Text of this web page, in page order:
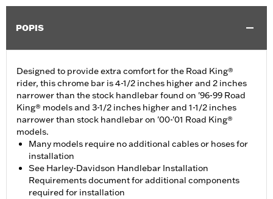
POPIS
Designed to provide extra comfort for the Road King®
rider, this chrome bar is 4-1/2 inches higher and 2 inches
narrower than the stock handlebar found on '96-99 Road
King® models and 3-1/2 inches higher and 1-1/2 inches
narrower than stock handlebar on '00-'01 Road King®
models.
Many models require no additional cables or hoses for
installation
See Harley-Davidson Handlebar Installation
Requirements document for additional components
required for installation